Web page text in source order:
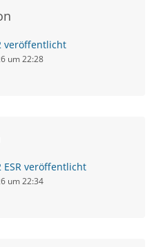
veröffentlicht
um 22:28
veröffentlicht
um 22:34